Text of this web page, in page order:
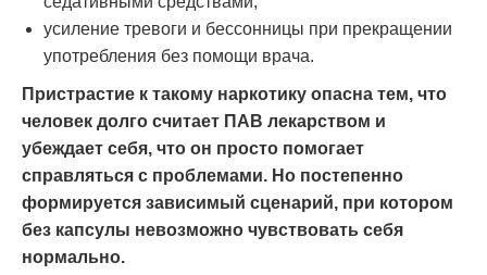
усиление тревоги и бессонницы при прекращении
употребления без помощи врача.
Пристрастие к такому наркотику опасна тем, что
человек долго считает ПАВ лекарством и
убеждает себя, что он просто помогает
справляться с проблемами. Но постепенно
формируется зависимый сценарий, при котором
без капсулы невозможно чувствовать себя
нормально.